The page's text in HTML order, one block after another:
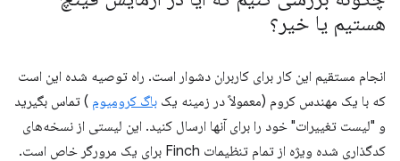
هستیم یا خیر؟
انجام مستقیم این کار برای کاربران دشوار است. راه توصیه شده این است
که با یک مهندس کروم (معمولاً در زمینه یک باگ کرومیوم ) تماس بگیرید
و "لیست تغییرات" خود را برای آنها ارسال کنید. این لیستی از نسخه‌های
کدگذاری شده ویژه از تمام تنظیمات Finch برای یک مرورگر خاص است.